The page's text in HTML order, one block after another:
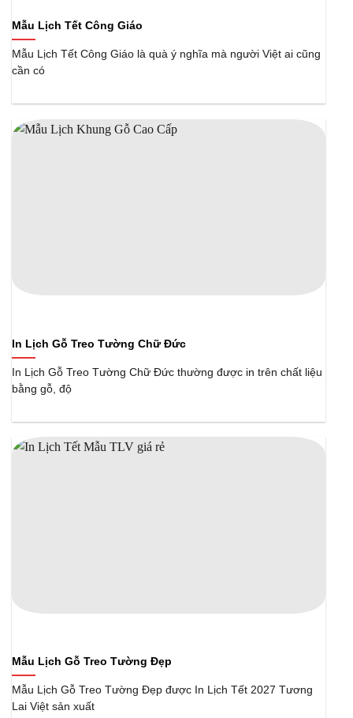
Mẫu Lịch Tết Công Giáo
Mẫu Lịch Tết Công Giáo là quà ý nghĩa mà người Việt ai cũng
cần có
In Lịch Gỗ Treo Tường Chữ Đức
In Lịch Gỗ Treo Tường Chữ Đức thường được in trên chất liệu
bằng gỗ, độ
Mẫu Lịch Gỗ Treo Tường Đẹp
Mẫu Lịch Gỗ Treo Tường Đẹp được In Lịch Tết 2027 Tương
Lai Việt sản xuất